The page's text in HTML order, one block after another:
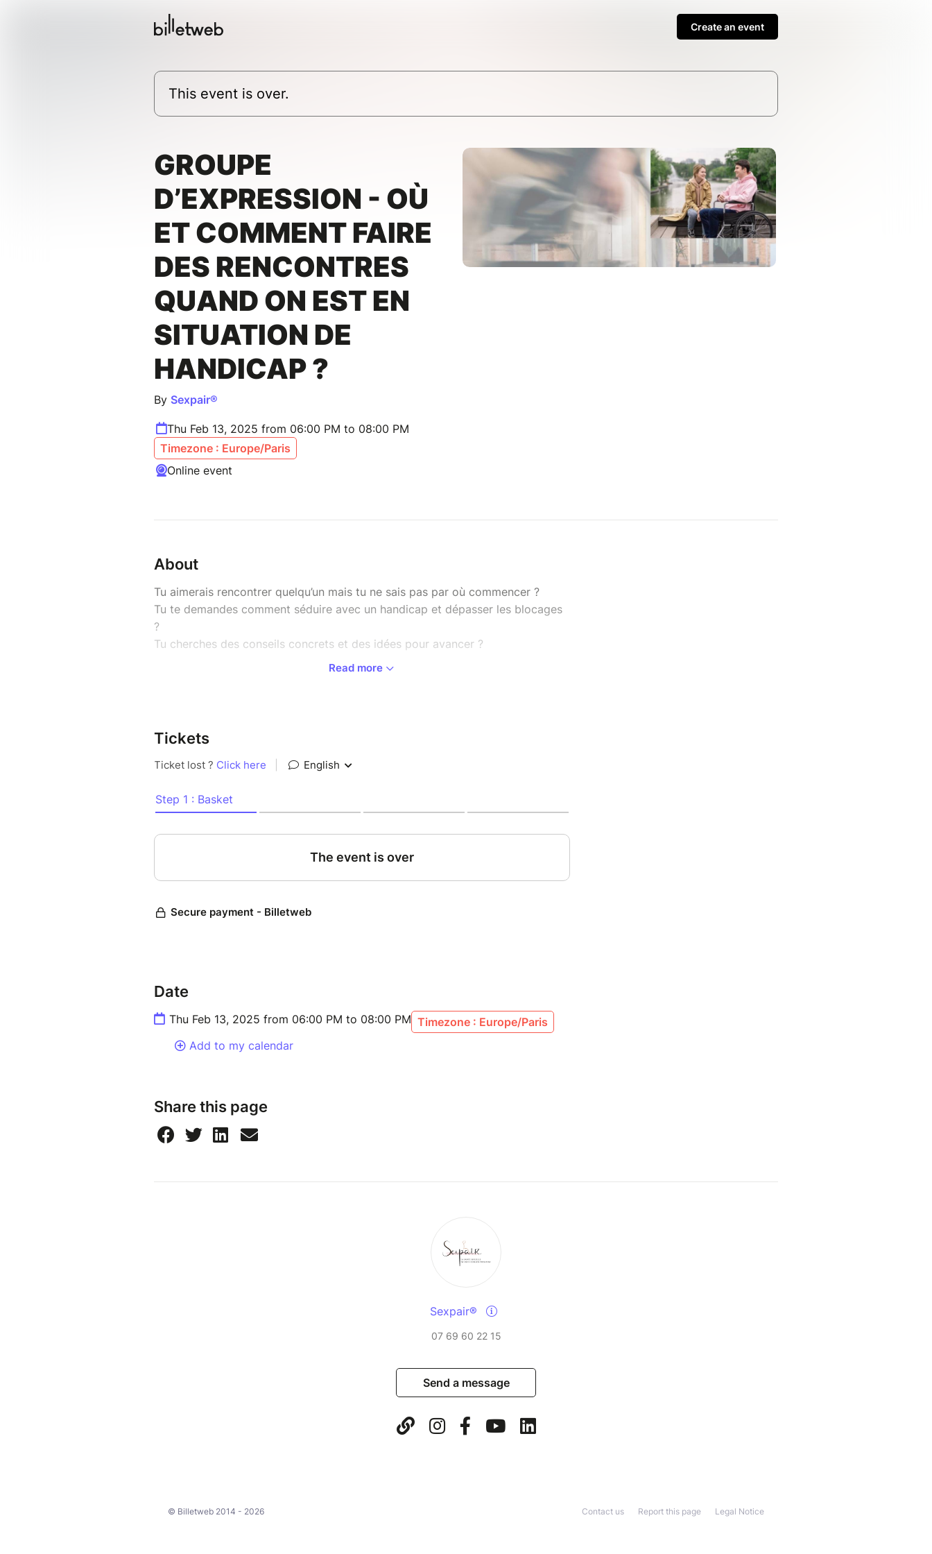
Create an event
This event is over.
GROUPE
D’EXPRESSION - OÙ
ET COMMENT FAIRE
DES RENCONTRES
QUAND ON EST EN
SITUATION DE
HANDICAP ?
By Sexpair®
Thu Feb 13, 2025 from 06:00 PM to 08:00 PM
Timezone : Europe/Paris
Online event
About
Tu aimerais rencontrer quelqu’un mais tu ne sais pas par où commencer ?
Tu te demandes comment séduire avec un handicap et dépasser les blocages
?
Tu cherches des conseils concrets et des idées pour avancer ?
=› Où rencontrer des personnes qui te correspondent ?
=› Comment gagner en confiance et te sentir à l’aise dans les relations ?
Ici, pas de jugements ni de conseils tout faits, mais un échange entre pairEs
dans un cadre bienveillant. Viens poser tes questions, partager tes doutes et
repartir avec des pistes pour te donner toutes les chances d'avancer dans ta
Parce que tu as le droit d’aimer et d’être aiméE, viens échanger avec nous et
trouvons ensemble nos forces !
Je propose ces groupes d'expression à prix libre afin que chacun puisse y
prendre part, quelles que soient ses ressources. Un montant minimum est
reconnaître la valeur de la pair-aidance.
Je comprends que les contraintes financières puissent être un frein, mais ta
contribution, même modeste, garantit la qualité et la pérennité de ces espaces
groupes de continuer à exister et à s’améliorer.
Un grand merci pour ta participation et ton engagement !
Read more
Tickets
Date
Thu Feb 13, 2025 from 06:00 PM to 08:00 PM Timezone : Europe/Paris
Add to my calendar
Share this page
Sexpair®
07 69 60 22 15
Send a message
© Billetweb 2014 - 2026 Legal Notice
Report this page
Contact us